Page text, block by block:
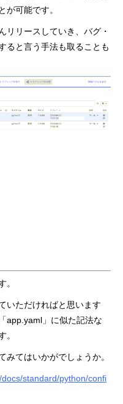
が可能です。
リリースしていき、バグ・
ると言う手法も取ることも
。
いただければと思います
app.yaml」に似た記法な
。
みてはいかがでしょうか。
standard/python/confi